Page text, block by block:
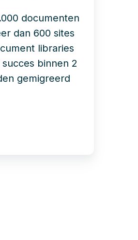
documenten
dan 600 sites
libraries
binnen 2
gemigreerd